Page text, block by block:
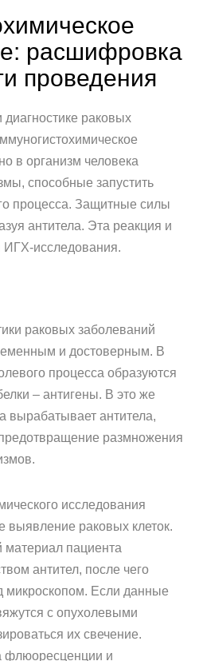
расшифровка
проведения
раковых
в организм человека
способные запустить
процесса. Защитные силы
антитела. Эта реакция и
ИГХ-исследования.
раковых заболеваний
и достоверным. В
процесса образуются
– антигены. В это же
вырабатывает антитела,
размножения
исследования
выявление раковых клеток.
материал пациента
антител, после чего
микроскопом. Если данные
с опухолевыми
их свечение.
флюоресценции и